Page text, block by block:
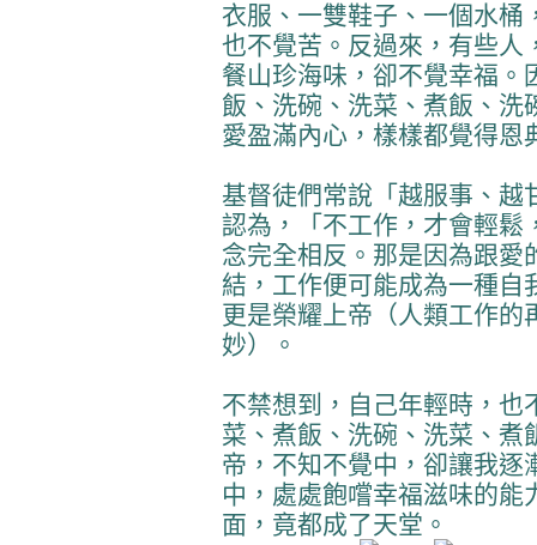
衣服、一雙鞋子、一個水桶
也不覺苦。反過來，有些人
餐山珍海味，卻不覺幸福。
飯、洗碗、洗菜、煮飯、洗
愛盈滿內心，樣樣都覺得恩
基督徒們常說「越服事、越
認為，「不工作，才會輕鬆
念完全相反。那是因為跟
結，工作便可能成為一種自
更是榮耀上帝（人類工作的
妙）。
不禁想到，自己年輕時，也
菜、煮飯、洗碗、洗菜、煮
帝，不知不覺中，卻讓我逐
中，處處飽嚐幸福滋味的能
面，竟都成了天堂。